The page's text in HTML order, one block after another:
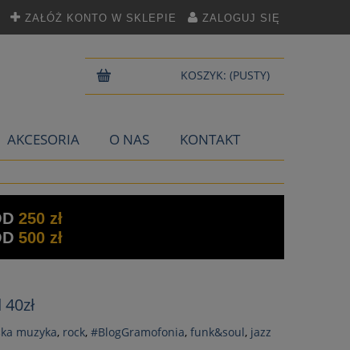
ZAŁÓŻ KONTO W SKLEPIE ZALOGUJ SIĘ
KOSZYK: (PUSTY)
AKCESORIA O NAS
KONTAKT
250 zł
500 zł
muzyka, rock, #BlogGramofonia, funk&soul, jazz